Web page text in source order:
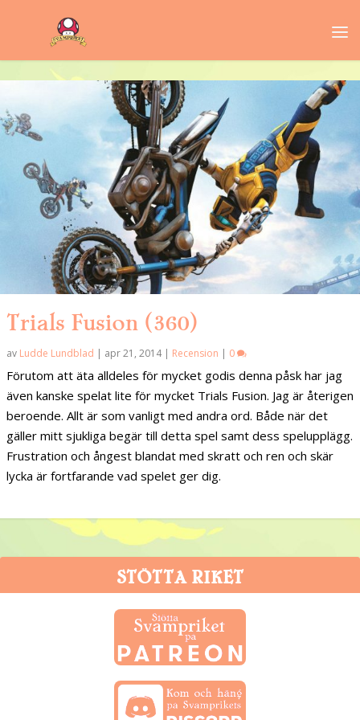
Trials Fusion (360)
av Ludde Lundblad | apr 21, 2014| Recension | 0
Förutom att äta alldeles för mycket godis denna påsk har jag
även kanske spelat lite för mycket Trials Fusion. Jag är återigen
beroende. Allt är som vanligt med andra ord. Både när det
gäller mitt sjukliga begär till detta spel samt dess spelupplägg.
Frustration och ångest blandat med skratt och ren och skär
lycka är fortfarande vad spelet ger dig.
STÖTTA RIKET